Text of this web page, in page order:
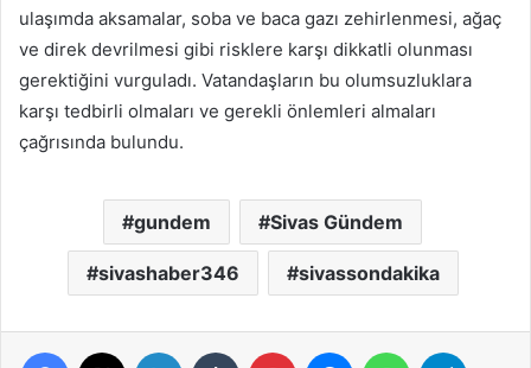
ulaşımda aksamalar, soba ve baca gazı zehirlenmesi, ağaç
ve direk devrilmesi gibi risklere karşı dikkatli olunması
gerektiğini vurguladı. Vatandaşların bu olumsuzluklara
karşı tedbirli olmaları ve gerekli önlemleri almaları
çağrısında bulundu.
gundem Sivas Gündem
sivashaber346 sivassondakika
Facebook LinkedIn Tumblr Pinterest MessengerWhatsApp